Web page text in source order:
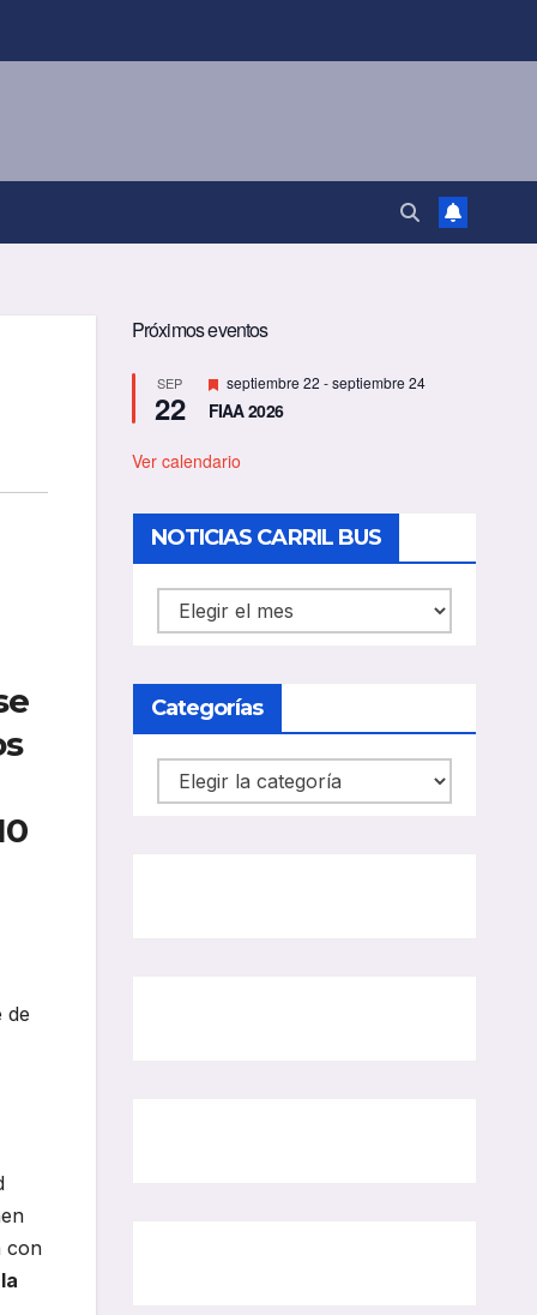
de
con
la
Próximos eventos
SEP
22
D
e
s
a
d
o
septiembre 22 -septiembre 24
FIAA 2026
Ver calendario
NOTICIAS CARRIL BUS
NOTICIAS
CARRIL
Categorías
Categorías